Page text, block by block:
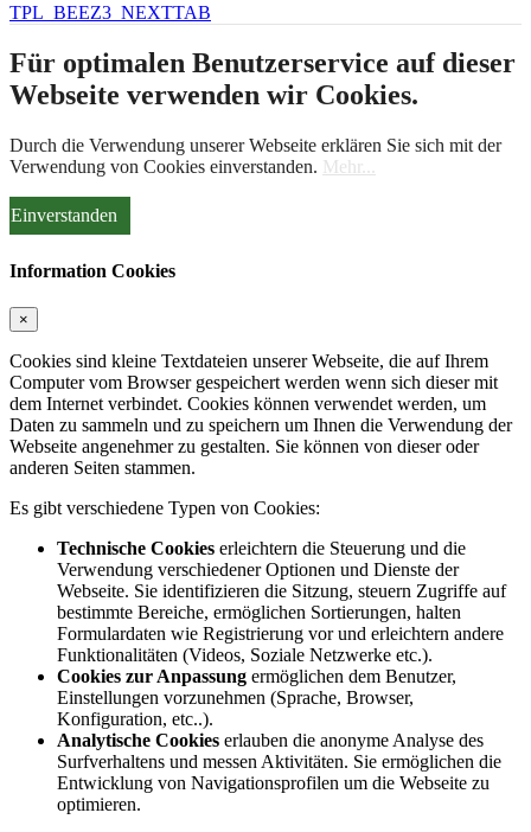
TPL_BEEZ3_NEXTTAB
Für optimalen Benutzerservice auf dieser
Webseite verwenden wir Cookies.
Durch die Verwendung unserer Webseite erklären Sie sich mit der
Verwendung von Cookies einverstanden. Mehr...
Einverstanden
Information Cookies
×
Cookies sind kleine Textdateien unserer Webseite, die auf Ihrem
Computer vom Browser gespeichert werden wenn sich dieser mit
dem Internet verbindet. Cookies können verwendet werden, um
Daten zu sammeln und zu speichern um Ihnen die Verwendung der
Webseite angenehmer zu gestalten. Sie können von dieser oder
anderen Seiten stammen.
Es gibt verschiedene Typen von Cookies:
Technische Cookies erleichtern die Steuerung und die
Verwendung verschiedener Optionen und Dienste der
Webseite. Sie identifizieren die Sitzung, steuern Zugriffe auf
bestimmte Bereiche, ermöglichen Sortierungen, halten
Formulardaten wie Registrierung vor und erleichtern andere
Funktionalitäten (Videos, Soziale Netzwerke etc.).
Cookies zur Anpassung ermöglichen dem Benutzer,
Einstellungen vorzunehmen (Sprache, Browser,
Konfiguration, etc..).
Analytische Cookies erlauben die anonyme Analyse des
Surfverhaltens und messen Aktivitäten. Sie ermöglichen die
Entwicklung von Navigationsprofilen um die Webseite zu
optimieren.